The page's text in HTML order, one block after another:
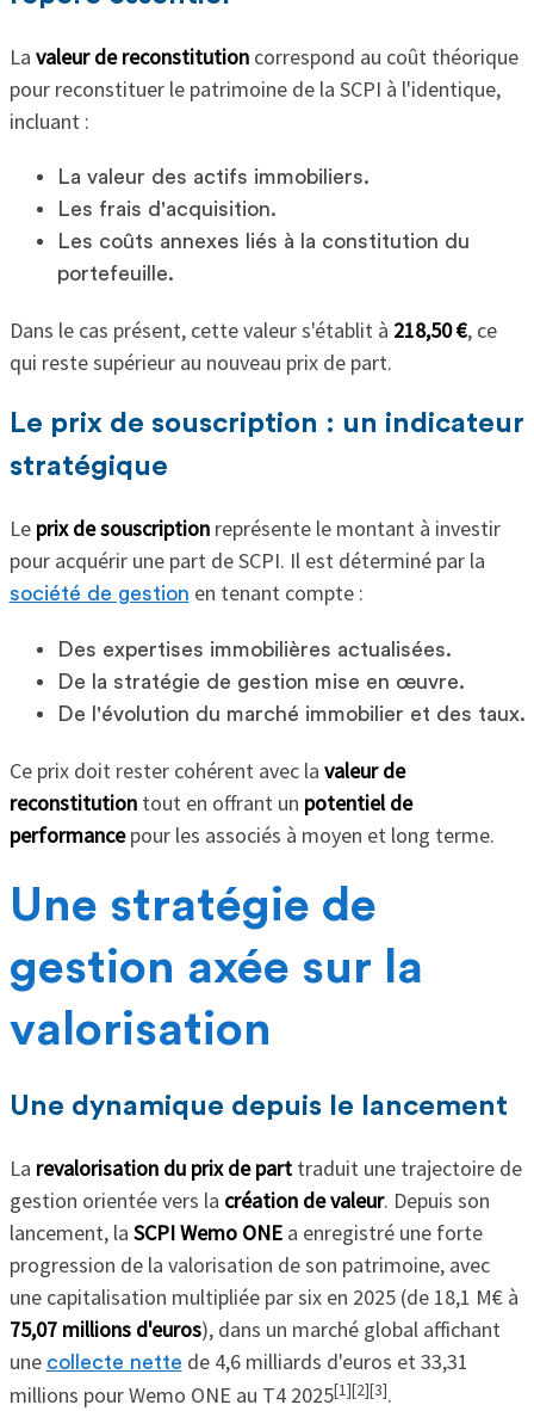
La valeur de reconstitutioncorrespond au coût théorique
pour reconstituer le patrimoine de la SCPI à l'identique,
incluant :
La valeur des actifs immobiliers.
Les frais d'acquisition.
Les coûts annexes liés à la constitution du
portefeuille.
Dans le cas présent, cette valeur s'établit à 218,50 €, ce
qui reste supérieur au nouveau prix de part.
Le prix de souscription : un indicateur
stratégique
Le prix de souscriptionreprésente le montant à investir
pour acquérir une part de SCPI. Il est déterminé par la
société de gestion en tenant compte :
Des expertises immobilières actualisées.
De la stratégie de gestion mise en œuvre.
De l'évolution du marché immobilier et des taux.
Ce prix doit rester cohérent avec la valeur de
reconstitutiontout en offrant un potentiel de
performancepour les associés à moyen et long terme.
Une stratégie de
gestion axée sur la
valorisation
Une dynamique depuis le lancement
La revalorisation du prix de parttraduit une trajectoire de
gestion orientée vers la création de valeur. Depuis son
lancement, la SCPI Wemo ONEa enregistré une forte
progression de la valorisation de son patrimoine, avec
une capitalisation multipliée par six en 2025 (de 18,1 M€ à
75,07 millions d'euros), dans un marché global affichant
une collecte nette de 4,6 milliards d'euros et 33,31
millions pour Wemo ONE au T4 2025[1][2][3].